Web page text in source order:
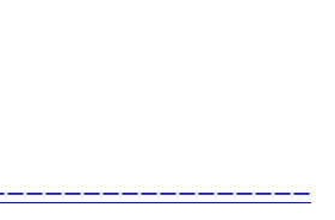
ーーーーーーーーーーーーーーー